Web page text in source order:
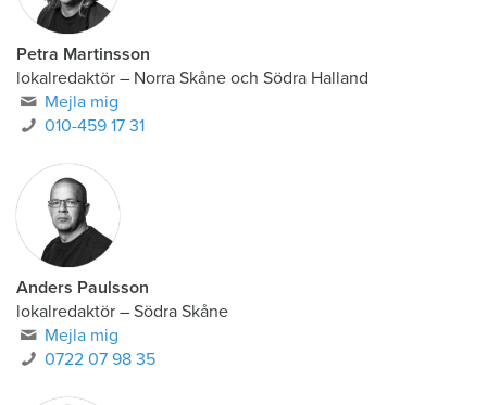
Petra Martinsson
lokalredaktör – Norra Skåne och Södra Halland
Mejla mig
010-459 17 31
Anders Paulsson
lokalredaktör – Södra Skåne
Mejla mig
0722 07 98 35